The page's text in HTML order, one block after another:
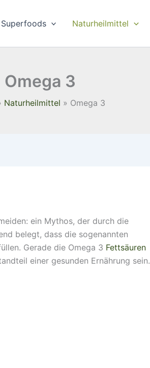
Superfoods Naturheilmittel
Omega 3
Naturheilmittel Omega 3
ein Mythos, der durch die
belegt, dass die sogenannten
Gerade die Omega 3 Fettsäuren
einer gesunden Ernährung sein.